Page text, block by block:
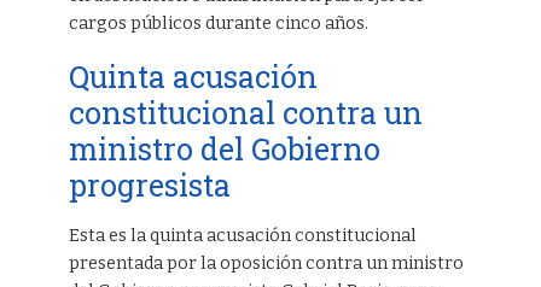
cargos públicos durante cinco años.
Quinta acusación
constitucional contra un
ministro del Gobierno
progresista
Esta es la quinta acusación constitucional
presentada por la oposición contra un ministro